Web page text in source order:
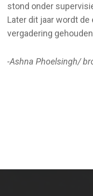
stond onder
Later dit jaar wordt de
vergadering
-Ashna Phoelsingh/